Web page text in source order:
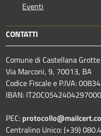
Eventi
CONTATTI
Comune di Castellana Grotte
Via Marconi, 9, 70013, BA
Codice Fiscale e P.IVA:
IBAN:
PEC:
Centralino Unico: (+39)